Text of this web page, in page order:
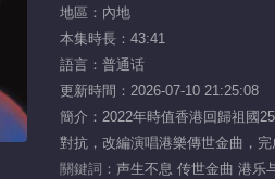
地區：內地
本集時長：43:41
語言：普通话
更新時間：2026-07-10 21:25:08
簡介：2022年時值香港回歸祖國
對抗，改編演唱港樂傳世金曲，
關鍵詞： 声生不息 传世金曲 港乐